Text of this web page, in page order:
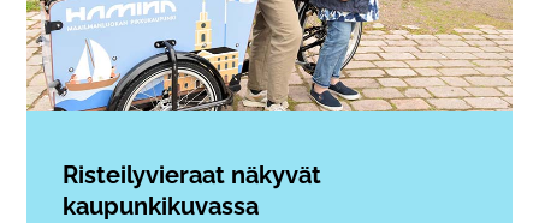
Risteilyvieraat näkyvät
kaupunkikuvassa